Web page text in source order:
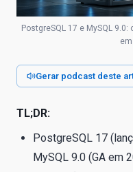
PostgreSQL 17 e MySQL
Gerar podcast deste
TL;DR:
PostgreSQL 17
MySQL 9.0 (GA em